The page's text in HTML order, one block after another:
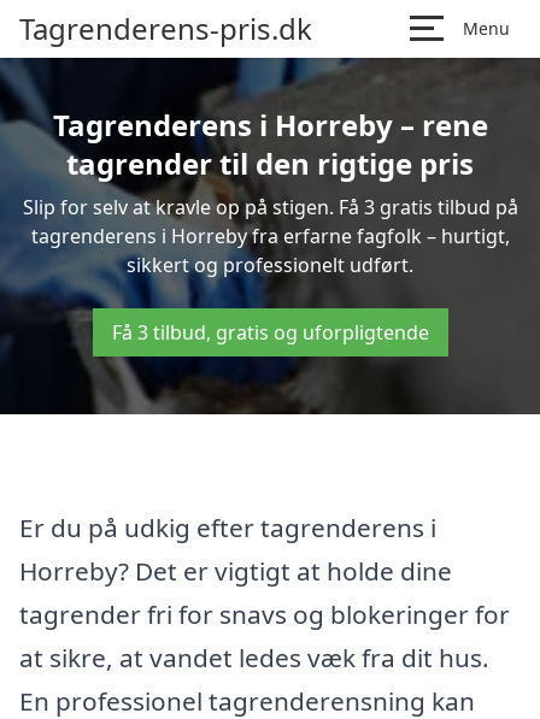
Tagrenderens-pris.dk Menu
Tagrenderens i Horreby – rene
tagrender til den rigtige pris
Slip for selv at kravle op på stigen. Få 3 gratis tilbud på
tagrenderens i Horreby fra erfarne fagfolk – hurtigt,
sikkert og professionelt udført.
Få 3 tilbud, gratis og uforpligtende
Er du på udkig efter tagrenderens i
Horreby? Det er vigtigt at holde dine
tagrender fri for snavs og blokeringer for
at sikre, at vandet ledes væk fra dit hus.
En professionel tagrenderensning kan